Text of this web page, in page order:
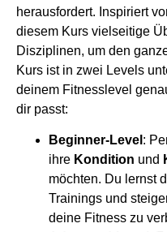
herausfordert. Inspiriert
diesem Kurs vielseitige
Disziplinen, um den
Kurs ist in zwei Levels
deinem Fitnesslevel
dir passt:
Beginner-Level :
ihre Kondition und
möchten. Du lernst
Trainings und
deine Fitness zu